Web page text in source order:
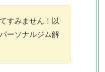
すみません！以
ーソナルジム解